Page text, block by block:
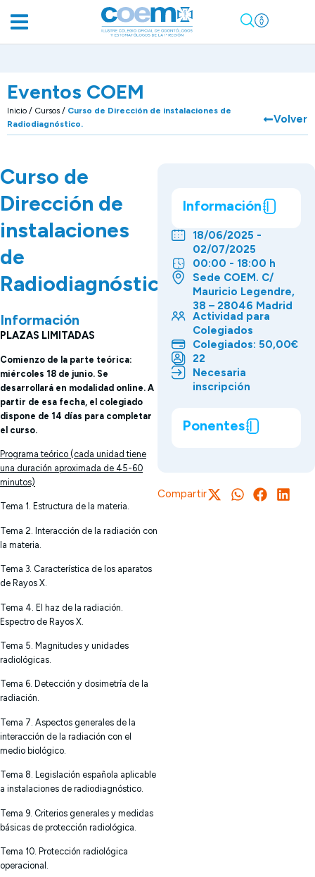
Eventos COEM
Inicio / Cursos / Curso de Dirección de instalaciones de
Radiodiagnóstico.
Volver
Curso de
Dirección de
instalaciones
de
Radiodiagnóstico.
Información
PLAZAS LIMITADAS
Comienzo de la parte teórica:
miércoles 18 de junio. Se
desarrollará en modalidad online. A
partir de esa fecha, el colegiado
dispone de 14 días para completar
el curso.
Programa teórico (cada unidad tiene
una duración aproximada de 45-60
minutos)
Tema 1. Estructura de la materia.
Tema 2. Interacción de la radiación con
la materia.
Tema 3. Característica de los aparatos
de Rayos X.
Tema 4. El haz de la radiación.
Espectro de Rayos X.
Tema 5. Magnitudes y unidades
radiológicas.
Tema 6. Detección y dosimetría de la
radiación.
Tema 7. Aspectos generales de la
interacción de la radiación con el
medio biológico.
Tema 8. Legislación española aplicable
a instalaciones de radiodiagnóstico.
Tema 9. Criterios generales y medidas
básicas de protección radiológica.
Tema 10. Protección radiológica
operacional.
Información
18/06/2025 -
02/07/2025
00:00 - 18:00 h
Sede COEM. C/
Mauricio Legendre,
38 – 28046 Madrid
Actividad para
Colegiados
Colegiados: 50,00€
22
Necesaria
inscripción
Ponentes
Compartir